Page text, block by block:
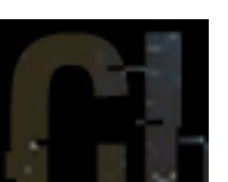
letterari e non limitarmi al fantasy.
2015 mi sembra di aver letto
e davvero pochi libri "leggeri", il
Credo che sia stata la principale
letture. Comunque, ogni mese -
- pubblicherò questo post.
di vostro gradimento. GENNAIO